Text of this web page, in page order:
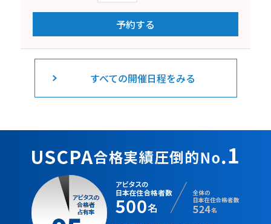
予約する
すべての開催日程をみる